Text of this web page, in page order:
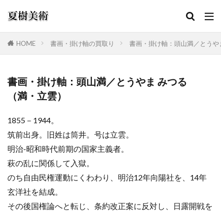
HOME 書画・掛け軸の買取り 書画・掛け軸：頭山満／とう
書画・掛け軸：頭山満／とうやま みつる
（満・立雲）
1855－1944。
筑前出身。旧姓は筒井。号は立雲。
明治-昭和時代前期の国家主義者。
萩の乱に関係して入獄。
のち自由民権運動にくわわり、明治12年向陽社を、14年
玄洋社を結成。
その後国権論へと転じ、条約改正案に反対し、日露開戦を
カテゴリー